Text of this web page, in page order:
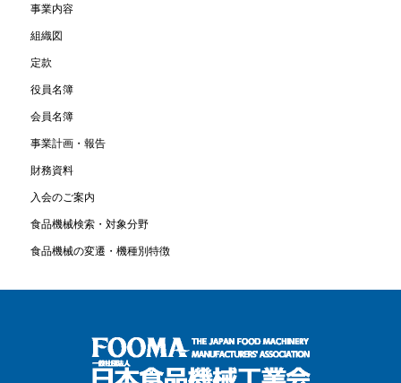
事業内容
組織図
定款
役員名簿
会員名簿
事業計画・報告
財務資料
入会のご案内
食品機械検索・対象分野
食品機械の変遷・機種別特徴